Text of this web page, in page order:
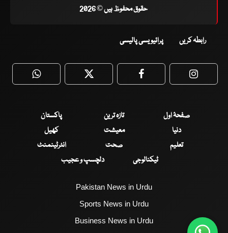
حقوق محفوظ ہیں © 2026
رابطہ کریں پرائیویسی پالیسی
WhatsApp Twitter Facebook
صفحۂ اول تازہ ترین
پاکستان
دنیا
معیشت
کھیل
تعلیم
صحت
انٹرٹینمنٹ
ٹیکنالوجی
دلچسپ و عجیب
Pakistan News in Urdu
Sports News in Urdu
Business News in Urdu